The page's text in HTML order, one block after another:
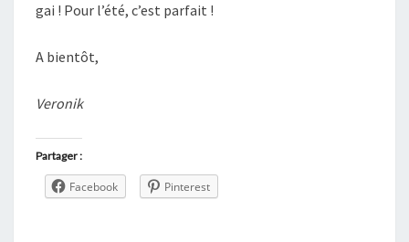
gai ! Pour l’été, c’est parfait !
A bientôt,
Veronik
Partager :
Facebook Pinterest